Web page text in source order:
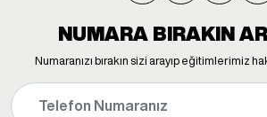
NUMARA BIRAKIN
Numaranızı bırakın sizi arayıp eğitimlerimiz